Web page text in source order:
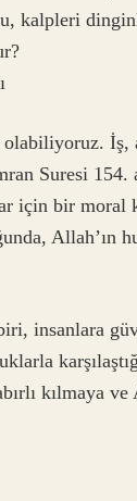
kalpleri
İş,
Suresi
için bir moral
Allah’ın
insanlara
kılmaya ve